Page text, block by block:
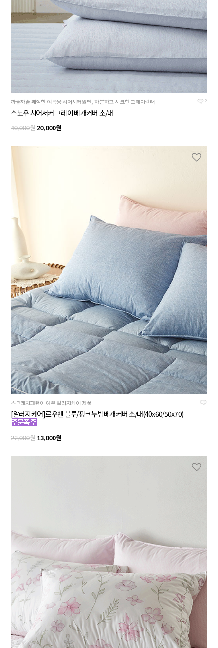
2
까슬까슬 쾌적한 여름용 시어서커원단, 차분하고 시크한 그레이컬러
스노우 시어서커 그레이 베개커버 소/대
40,000원20,000원
스크레치패턴이 예쁜 알러지케어 제품
[알러지케어]르우벤 블루/핑크 누빔베개커버 소/대(40x60/50x70)
22,000원13,000원